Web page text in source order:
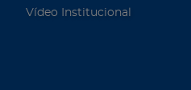
Vídeo Institucional